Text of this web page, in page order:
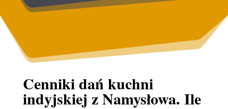
Cenniki dań kuchni
indyjskiej z Namysłowa. Ile